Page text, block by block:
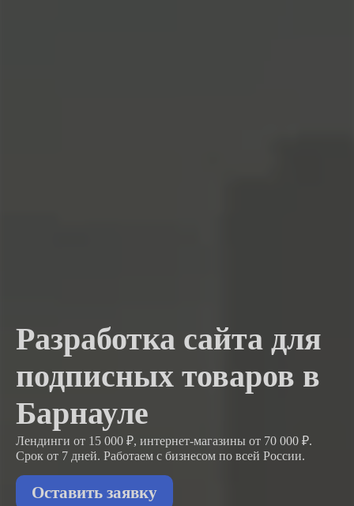
Разработка сайта для
подписных товаров в
Барнауле
Лендинги от 15 000 ₽, интернет-магазины от 70 000 ₽.
Срок от 7 дней. Работаем с бизнесом по всей России.
Оставить заявку